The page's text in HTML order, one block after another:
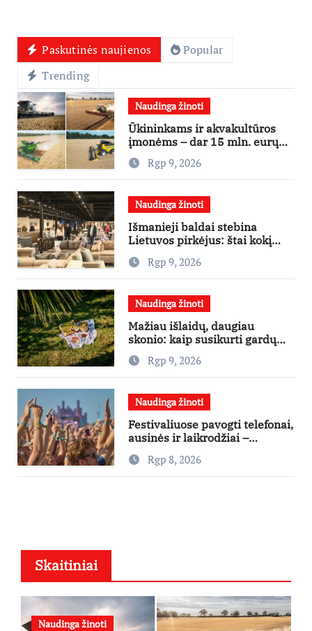
Paskutinės naujienos
Popular
Trending
Naudinga žinoti
Ūkininkams ir akvakultūros
įmonėms – dar 15 mln. eurų
lengvatinėms paskoloms
Rgp 9, 2026
Naudinga žinoti
Išmanieji baldai stebina
Lietuvos pirkėjus: štai kokį
išgraibsto pirmiausia
Rgp 9, 2026
Naudinga žinoti
Mažiau išlaidų, daugiau
skonio: kaip susikurti gardų
pikniką iš vos kelių produktų
Rgp 9, 2026
Naudinga žinoti
Festivaliuose pavogti telefonai,
ausinės ir laikrodžiai –
ekspertai primena apie
didžiausias finansines rizikas
Rgp 8, 2026
Skaitiniai
Naudinga žinoti